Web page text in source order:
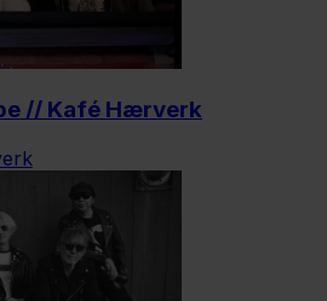
// Kafé Hærverk